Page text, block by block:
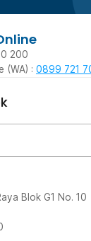
200
(WA) : 0899 721
Blok G1 No. 10